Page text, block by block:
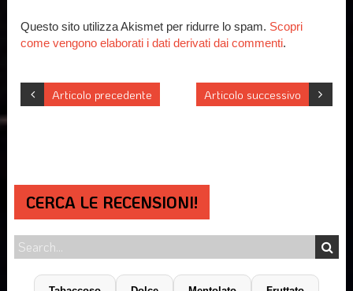
Questo sito utilizza Akismet per ridurre lo spam. Scopri
come vengono elaborati i dati derivati dai commenti.
Articolo successivo
Articolo precedente
CERCA LE RECENSIONI!